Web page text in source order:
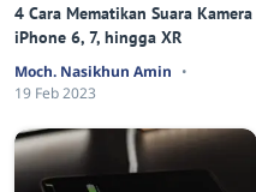
4 Cara Mematikan Suara Kamera
iPhone 6, 7, hingga XR
Moch. Nasikhun Amin
19 Feb 2023